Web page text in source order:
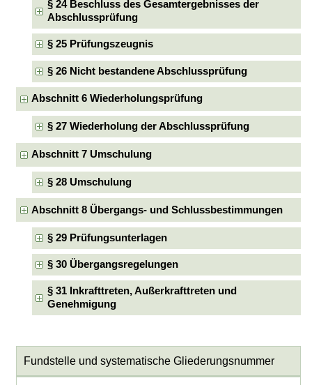
§ 24 Beschluss des Gesamtergebnisses der
Abschlussprüfung
§ 25 Prüfungszeugnis
§ 26 Nicht bestandene Abschlussprüfung
Abschnitt 6 Wiederholungsprüfung
§ 27 Wiederholung der Abschlussprüfung
Abschnitt 7 Umschulung
§ 28 Umschulung
Abschnitt 8 Übergangs- und Schlussbestimmungen
§ 29 Prüfungsunterlagen
§ 30 Übergangsregelungen
§ 31 Inkrafttreten, Außerkrafttreten und
Genehmigung
Fundstelle und systematische Gliederungsnummer